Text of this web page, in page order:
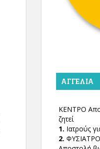
ΑΓΓΕΛΊΑ
ΚΕΝΤΡΟ
ζητεί
1. Ιατρούς
2.